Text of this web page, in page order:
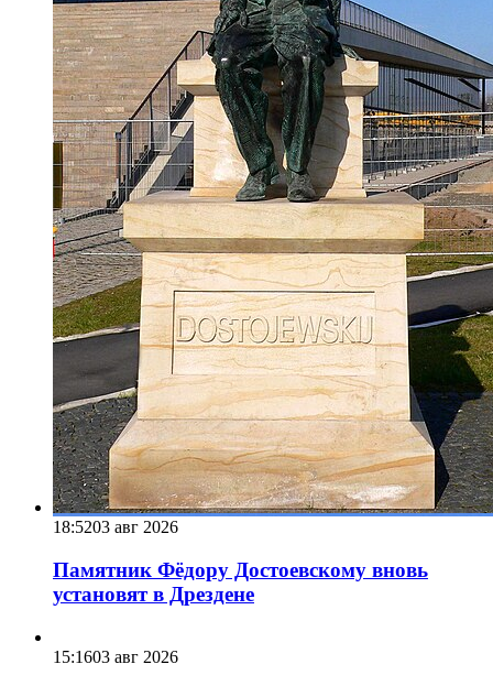
18:5203 авг 2026
Памятник Фёдору Достоевскому вновь
установят в Дрездене
15:1603 авг 2026